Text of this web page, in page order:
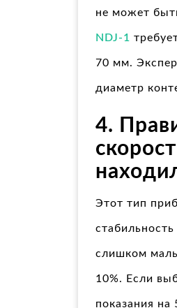
не может
NDJ-1
70 мм.
диаметр
4.
Этот тип
слишком
10%. Если
показания